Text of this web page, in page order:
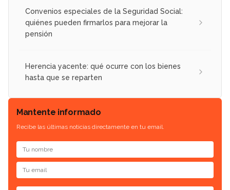
Convenios especiales de la Seguridad Social:
quiénes pueden firmarlos para mejorar la
pensión
Herencia yacente: qué ocurre con los bienes
hasta que se reparten
Mantente informado
Recibe las últimas noticias directamente en tu email.